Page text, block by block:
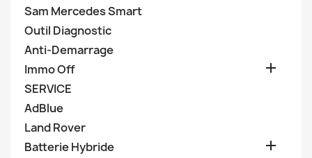
Sam Mercedes Smart
Outil Diagnostic
Anti-Demarrage
Immo Off

SERVICE
AdBlue
Land Rover
Batterie Hybride
